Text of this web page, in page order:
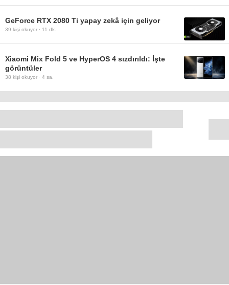
GeForce RTX 2080 Ti yapay zekâ için geliyor
39 kişi okuyor · 11 dk.
Xiaomi Mix Fold 5 ve HyperOS 4 sızdırıldı: İşte
görüntüler
38 kişi okuyor · 4 sa.